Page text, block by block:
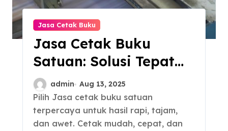
Jasa Cetak Buku
Jasa Cetak Buku
Satuan: Solusi Tepat
untuk Terbitkan
Naskah
admin Aug 13, 2025
Pilih Jasa cetak buku satuan
terpercaya untuk hasil rapi, tajam,
dan awet. Cetak mudah, cepat, dan